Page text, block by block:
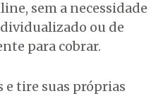
sem a necessidade
ou de
para cobrar.
e tire suas próprias